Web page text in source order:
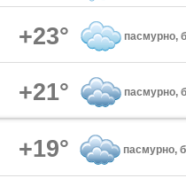
+23° пасмурно,
+21° пасмурно,
+19° пасмурно,